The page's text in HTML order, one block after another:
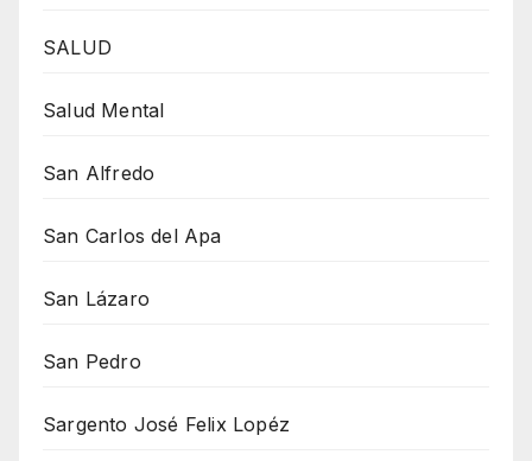
SALUD
Salud Mental
San Alfredo
San Carlos del Apa
San Lázaro
San Pedro
Sargento José Felix Lopéz